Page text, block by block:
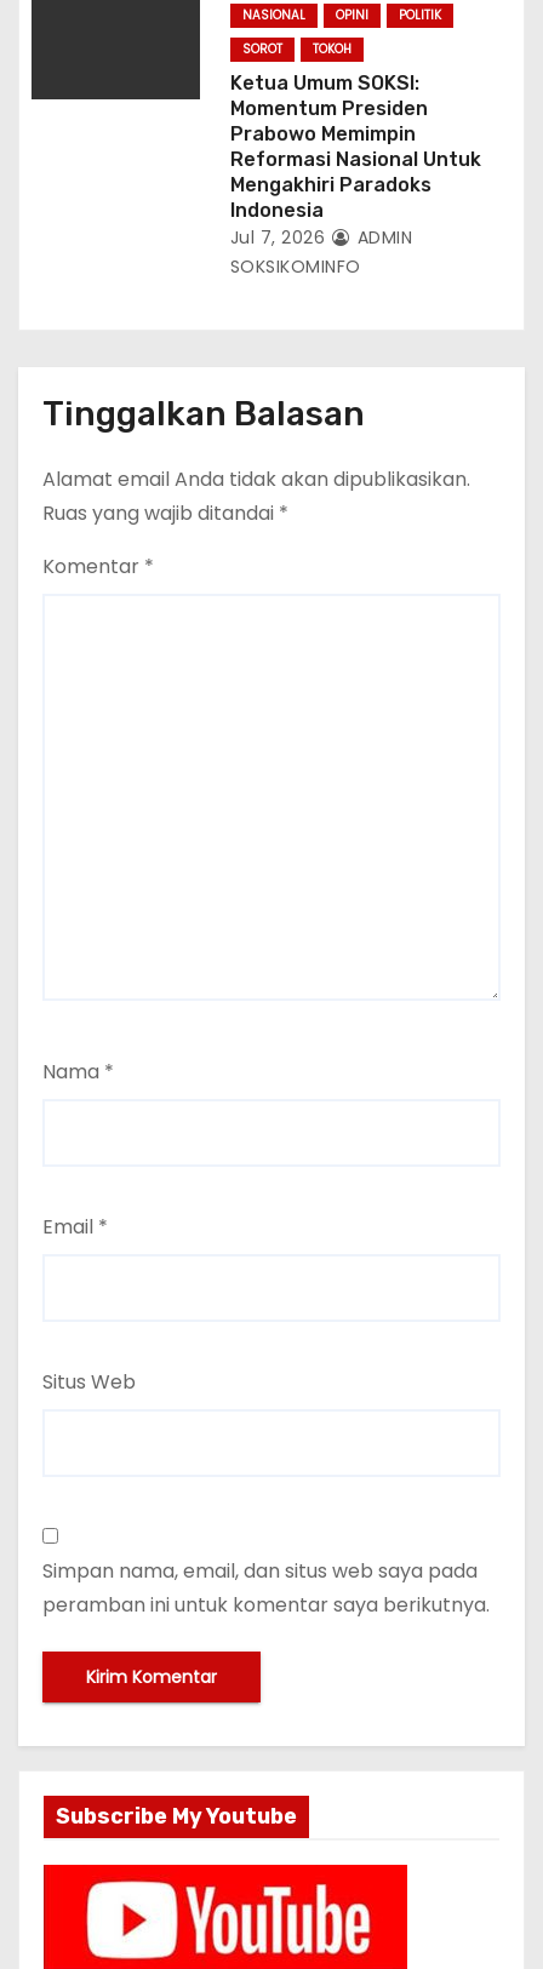
NASIONAL OPINI
POLITIK
SOROT
TOKOH
Ketua Umum SOKSI:
Momentum Presiden
Prabowo Memimpin
Reformasi Nasional Untuk
Mengakhiri Paradoks
Indonesia
Jul 7, 2026
ADMIN
SOKSIKOMINFO
Tinggalkan Balasan
Alamat email Anda tidak akan dipublikasikan.
Ruas yang wajib ditandai *
Komentar *
Nama *
Email *
Situs Web
Simpan nama, email, dan situs web saya pada
peramban ini untuk komentar saya berikutnya.
Subscribe My Youtube